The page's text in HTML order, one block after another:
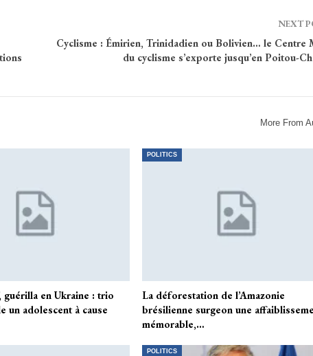
NEXT
Cyclisme : Émirien, Trinidadien ou Bolivien… le Centre
du cyclisme s’exporte jusqu’en Poitou-
More From
en Ukraine : trio
un adolescent à cause
POLITICS
La déforestation de l’Amazonie
brésilienne surgeon une
mémorable,…
POLITICS